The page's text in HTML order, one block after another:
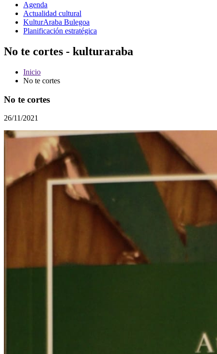
Agenda
Actualidad cultural
KulturAraba Bulegoa
Planificación estratégica
No te cortes - kulturaraba
Inicio
No te cortes
No te cortes
26/11/2021